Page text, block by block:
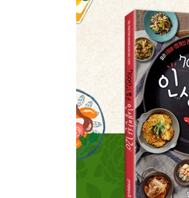
1위. 두부조림
2위. 미역초무침
3위. 무조림
4위. 양파장아찌
5위. 곤약조림
6위. 건새우볶음
7위. 깻잎장아찌
8위. 청포묵김무침
9위. 두부강정
10위. 숙주새우달걀볶음